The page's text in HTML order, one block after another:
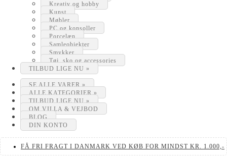
Kreativ og hobby
Kunst
Møbler
PC og konsoller
Porcelæn
Samleobjekter
Smykker
Tøj, sko og accessories
TILBUD LIGE NU »
SE ALLE VARER »
ALLE KATEGORIER »
TILBUD LIGE NU »
OM VILLA & VEJBOD
BLOG
DIN KONTO
FÅ FRI FRAGT I DANMARK VED KØB FOR MINDST KR. 1.000,-